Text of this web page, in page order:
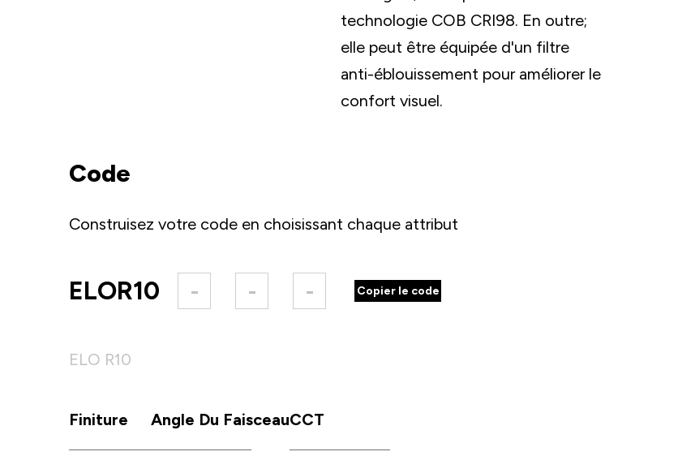
technologie COB CRI98. En outre;
elle peut être équipée d'un filtre
anti-éblouissement pour améliorer le
confort visuel.
Code
Construisez votre code en choisissant chaque attribut
ELOR10 - - - Copier le code
ELO R10
Finiture Angle Du FaisceauCCT